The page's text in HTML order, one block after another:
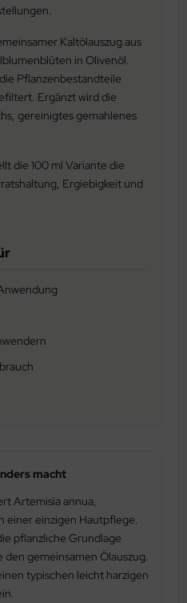
Kaltölauszug aus
in Olivenöl.
Pflanzenbestandteile
Ergänzt wird die
gereinigtes gemahlenes
die 100 ml Variante die
Ergiebigkeit und
macht
Artemisia annua,
einer einzigen Hautpflege.
pflanzliche Grundlage
gemeinsamen Ölauszug.
typischen leicht harzigen